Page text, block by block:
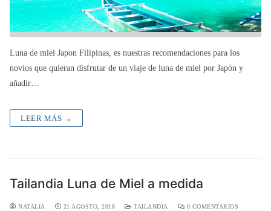
Luna de miel Japon Filipinas, es nuestras recomendaciones para los
novios que quieran disfrutar de un viaje de luna de miel por Japón y
añadir…
LEER MÁS →
Tailandia Luna de Miel a medida
NATALIA 21 AGOSTO, 2018 TAILANDIA 0 COMENTARIOS